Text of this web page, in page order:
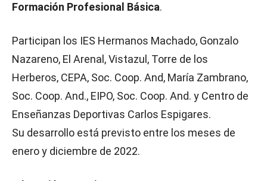
Formación Profesional Básica.
Participan los IES Hermanos Machado, Gonzalo
Nazareno, El Arenal, Vistazul, Torre de los
Herberos, CEPA, Soc. Coop. And, María Zambrano,
Soc. Coop. And., EIPO, Soc. Coop. And. y Centro de
Enseñanzas Deportivas Carlos Espigares.
Su desarrollo está previsto entre los meses de
enero y diciembre de 2022.